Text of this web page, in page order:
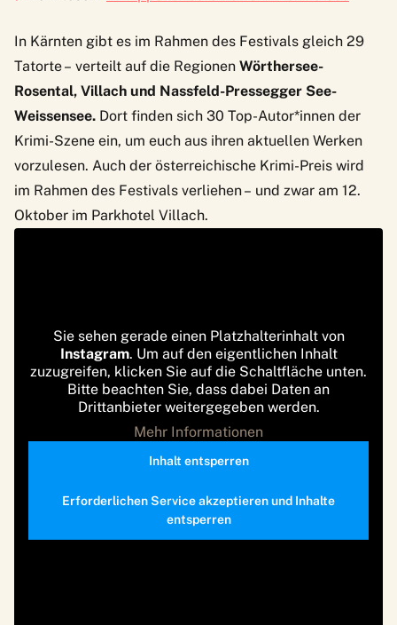
In Kärnten gibt es im Rahmen des Festivals gleich 29
Tatorte – verteilt auf die Regionen Wörthersee-
Rosental, Villach und Nassfeld-Pressegger See-
Weissensee. Dort finden sich 30 Top-Autor*innen der
Krimi-Szene ein, um euch aus ihren aktuellen Werken
vorzulesen. Auch der österreichische Krimi-Preis wird
im Rahmen des Festivals verliehen – und zwar am 12.
Oktober im Parkhotel Villach.
Sie sehen gerade einen Platzhalterinhalt von
Instagram. Um auf den eigentlichen Inhalt
zuzugreifen, klicken Sie auf die Schaltfläche unten.
Bitte beachten Sie, dass dabei Daten an
Drittanbieter weitergegeben werden.
Mehr Informationen
Inhalt entsperren
Erforderlichen Service akzeptieren und Inhalte
entsperren